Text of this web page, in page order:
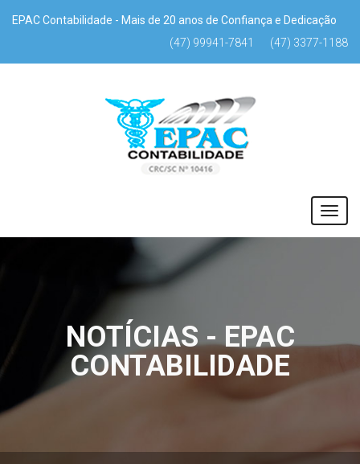
EPAC Contabilidade - Mais de 20 anos de Confiança e Dedicação
(47) 99941-7841
(47) 3377-1188
NOTÍCIAS - EPAC
CONTABILIDADE